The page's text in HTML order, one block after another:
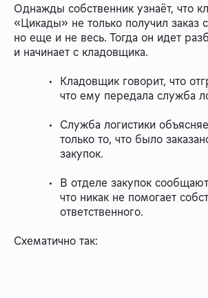
Однажды собственник узнаёт, что
«Цикады» не только получил заказ
но еще и не весь. Тогда он идет
и начинает с кладовщика.
Кладовщик говорит, что
что ему передала служба
Служба логистики
только то, что было
закупок.
В отделе закупок
что никак не помогает
ответственного.
Схематично так: